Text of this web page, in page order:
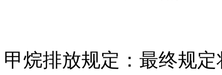
甲烷排放规定：最终规